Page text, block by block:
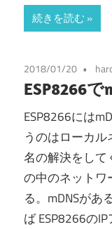
続きを読む
2018/01/20
ESP8266
ESP8266には
うのはローカ
名の解決をし
の中のネットワ
る。mDNSがあ
ば ESP8266の